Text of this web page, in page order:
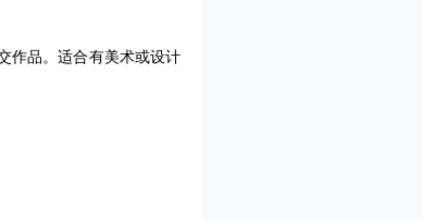
作品。适合有美术或设计